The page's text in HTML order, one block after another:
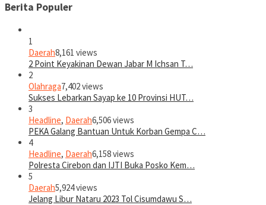
Berita Populer
1
Daerah8,161 views
2 Point Keyakinan Dewan Jabar M Ichsan T…
2
Olahraga7,402 views
Sukses Lebarkan Sayap ke 10 Provinsi HUT…
3
Headline, Daerah6,506 views
PEKA Galang Bantuan Untuk Korban Gempa C…
4
Headline, Daerah6,158 views
Polresta Cirebon dan IJTI Buka Posko Kem…
5
Daerah5,924 views
Jelang Libur Nataru 2023 Tol Cisumdawu S…